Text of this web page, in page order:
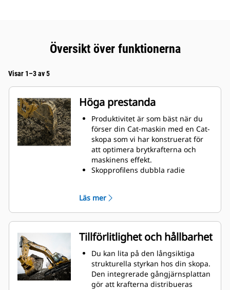
Översikt över funktionerna
Visar 1–3 av 5
Höga prestanda
Produktivitet är som bäst när du
förser din Cat-maskin med en Cat-
skopa som vi har konstruerat för
att optimera brytkrafterna och
maskinens effekt.
Skopprofilens dubbla radie
frigång säkerställer att skopans
botten inte släpar, vilket minskar
underhållskostnaderna.
Bränsleförbrukningstoppar under
grävning. Cat-skoporna är
utformade för att skära genom
material snabbt och förbättra
maskinens totala effektivitet.
Lasta mer material på kortare tid.
Läs mer
Tillförlitlighet och hållbarhet
Du kan lita på den långsiktiga
strukturella styrkan hos din skopa.
Den integrerade gångjärnsplattan
gör att krafterna distribueras